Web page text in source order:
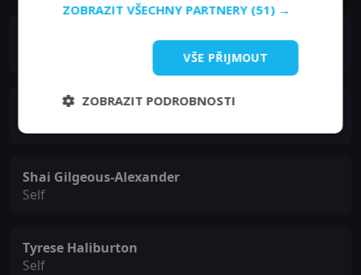
Kevin Durant
Shai Gilgeous-Alexander
Self
Tyrese Haliburton
Self
ZOBRAZIT VŠECHNY PARTNERY (51) →
VŠE PŘIJMOUT
ZOBRAZIT PODROBNOSTI